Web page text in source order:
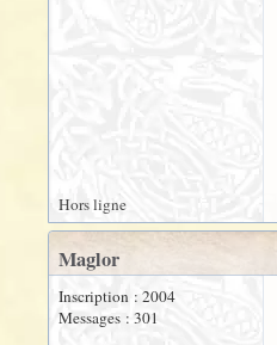
Hors ligne
Maglor
Inscription : 2004
Messages : 301